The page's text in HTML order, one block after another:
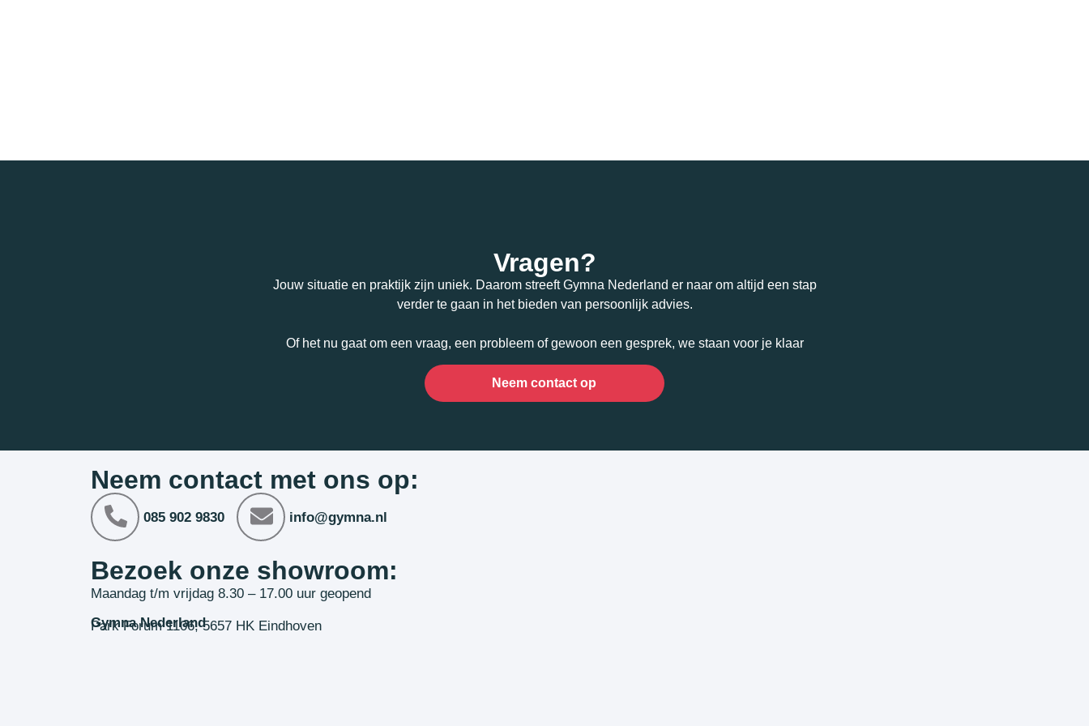
Vragen?
Jouw situatie en praktijk zijn uniek. Daarom streeft Gymna Nederland er naar om altijd een stap
verder te gaan in het bieden van persoonlijk advies.
Of het nu gaat om een vraag, een probleem of gewoon een gesprek, we staan voor je klaar
Neem contact op
Neem contact met ons op:
085 902 9830 info@gymna.nl
Bezoek onze showroom:
Maandag t/m vrijdag 8.30 – 17.00 uur geopend
Gymna Nederland
Park Forum 1106, 5657 HK Eindhoven